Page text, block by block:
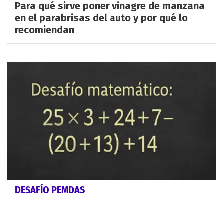
Para qué sirve poner vinagre de manzana
en el parabrisas del auto y por qué lo
recomiendan
DESAFÍO PEMDAS